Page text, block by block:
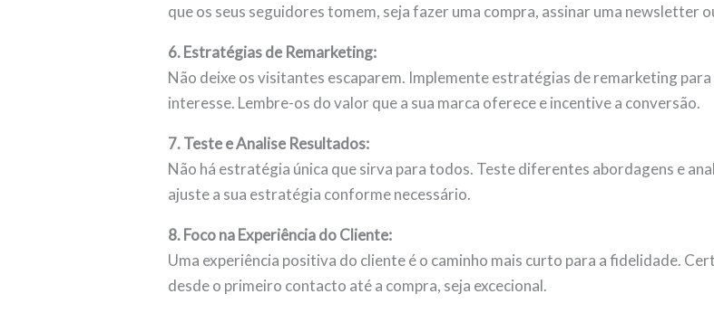
que os seus seguidores tomem, seja fazer uma compra, assinar uma newsletter
6. Estratégias de Remarketing:
Não deixe os visitantes escaparem. Implemente estratégias de remarketing
interesse. Lembre-os do valor que a sua marca oferece e incentive a conversão.
7. Teste e Analise Resultados:
Não há estratégia única que sirva para todos. Teste diferentes abordagens e
ajuste a sua estratégia conforme necessário.
8. Foco na Experiência do Cliente:
Uma experiência positiva do cliente é o caminho mais curto para a fidelidade.
desde o primeiro contacto até a compra, seja excecional.